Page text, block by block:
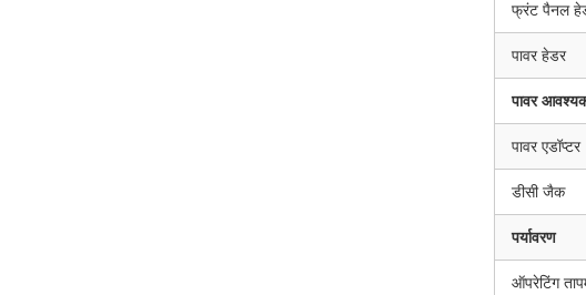
फ्रंट पैनल
पावर हेडर
पावर
पावर एडॉप्टर
डीसी जैक
पर्यावरण
ऑपरेटिंग